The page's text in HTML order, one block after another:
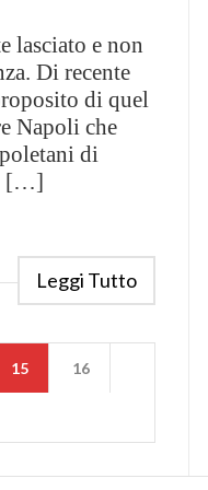
lasciato e non
Di recente
di quel
Napoli che
di
[…]
Leggi Tutto
15 16